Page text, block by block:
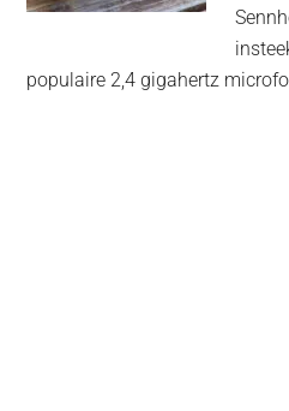
populaire 2,4 gigahertz